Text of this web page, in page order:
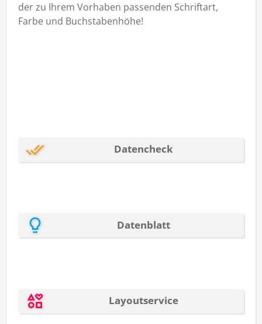
der zu Ihrem Vorhaben passenden Schriftart,
Farbe und Buchstabenhöhe!